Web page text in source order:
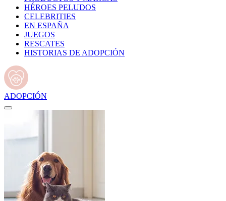
HÉROES PELUDOS
CELEBRITIES
EN ESPAÑA
JUEGOS
RESCATES
HISTORIAS DE ADOPCIÓN
ADOPCIÓN